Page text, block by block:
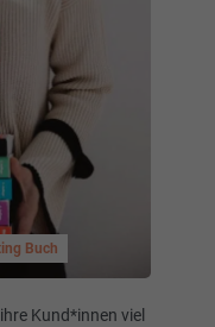
Buch
Kund*innen viel